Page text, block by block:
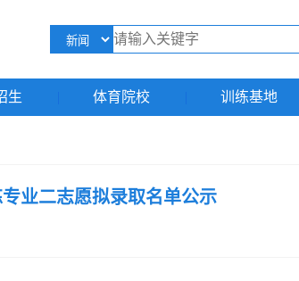
生 体育院校 训练基地
业二志愿拟录取名单公示